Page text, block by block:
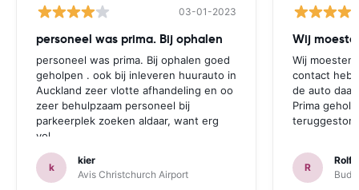
03-01-2023
personeel was prima. Bij ophalen
personeel was prima. Bij ophalen goed
geholpen . ook bij inleveren huurauto in
Auckland zeer vlotte afhandeling en oo
zeer behulpzaam personeel bij
parkeerplek zoeken aldaar, want erg
vol.
k
kier
Avis Christchurch Airport
Wij
Wij moesten
contact
de auto
Prima
R
Rolf